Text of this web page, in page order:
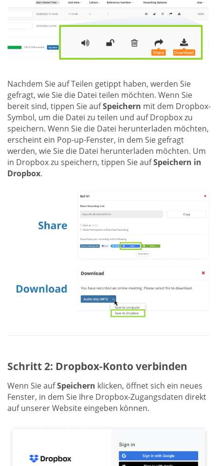
Nachdem Sie auf Teilen getippt haben, werden Sie
gefragt, wie Sie die Datei teilen möchten. Wenn Sie
bereit sind, tippen Sie aufSpeichern mit dem Dropbox-
Symbol, um die Datei zu teilen und auf Dropbox zu
speichern. Wenn Sie die Datei herunterladen möchten,
erscheint ein Pop-up-Fenster, in dem Sie gefragt
werden, wie Sie die Datei herunterladen möchten. Um
in Dropbox zu speichern, tippen Sie aufSpeichern in
Dropbox.
Schritt 2: Dropbox-Konto verbinden
Wenn Sie aufSpeichern klicken, öffnet sich ein neues
Fenster, in dem Sie Ihre Dropbox-Zugangsdaten direkt
auf unserer Website eingeben können.